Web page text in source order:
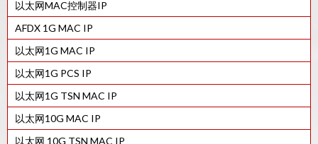
以太网MAC控制器IP
AFDX 1G MAC IP
以太网1G MAC IP
以太网1G PCS IP
以太网1G TSN MAC IP
以太网10G MAC IP
以太网 10G TSN MAC IP